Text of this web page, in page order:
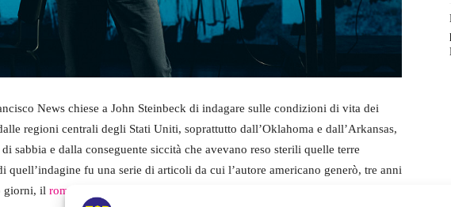
News chiese a John Steinbeck di indagare sulle condizioni di vita dei
regioni centrali degli Stati Uniti, soprattutto dall’Oklahoma e dall’Arkansas,
sabbia e dalla conseguente siccità che avevano reso sterili quelle terre
quell’indagine fu una serie di articoli da cui l’autore americano generò, tre anni
giorni, il romanzo